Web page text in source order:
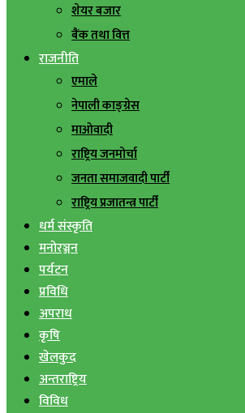
शेयर बजार
बैंक तथा वित्त
राजनीति
एमाले
नेपाली काङ्ग्रेस
माओवादी
राष्ट्रिय जनमोर्चा
जनता समाजवादी पार्टी
राष्ट्रिय प्रजातन्त्र पार्टी
धर्म संस्कृति
मनोरञ्जन
पर्यटन
प्रविधि
अपराध
कृषि
खेलकुद
अन्तराष्ट्रिय
विविध